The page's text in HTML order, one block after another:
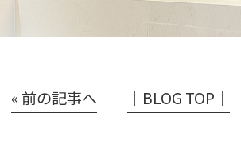
« 前の記事へ │BLOG TOP│